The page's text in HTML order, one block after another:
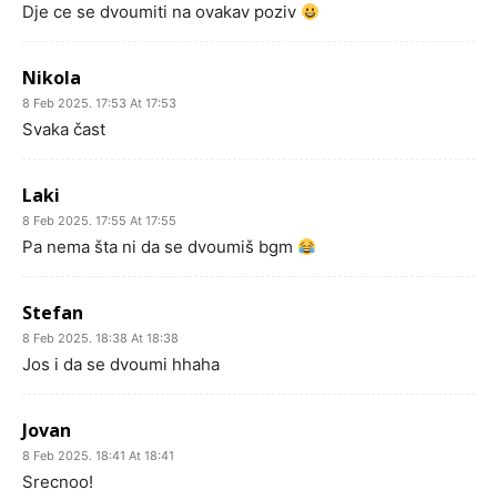
Dje ce se dvoumiti na ovakav poziv
Nikola
8 Feb 2025. 17:53 At 17:53
Svaka čast
Laki
8 Feb 2025. 17:55 At 17:55
Pa nema šta ni da se dvoumiš bgm
Stefan
8 Feb 2025. 18:38 At 18:38
Jos i da se dvoumi hhaha
Jovan
8 Feb 2025. 18:41 At 18:41
Srecnoo!